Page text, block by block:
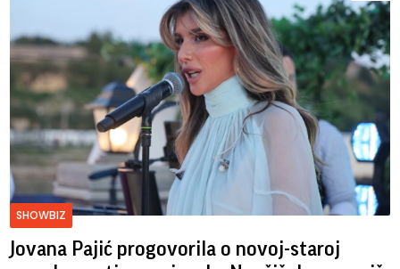
SHOWBIZ
Jovana Pajić progovorila o novoj-staroj